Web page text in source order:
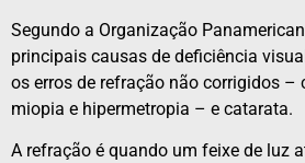
Segundo a Organização
principais causas de deficiência
os erros de refração não corrigidos
miopia e hipermetropia – e catarata.
A refração é quando um feixe de luz